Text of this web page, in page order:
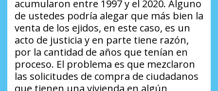
acumularon entre 1997 y el 2020. Alguno
de ustedes podría alegar que más bien la
venta de los ejidos, en este caso, es un
acto de justicia y en parte tiene razón,
por la cantidad de años que tenían en
proceso. El problema es que mezclaron
las solicitudes de compra de ciudadanos